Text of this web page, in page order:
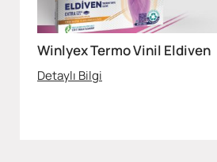
Winlyex Termo Vinil Eldiven
Detaylı Bilgi